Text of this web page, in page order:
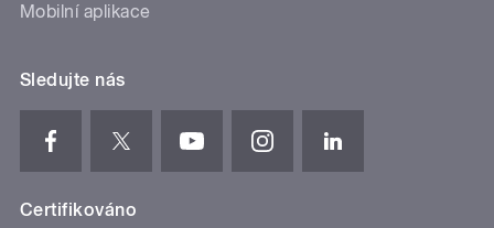
Mobilní aplikace
Sledujte nás
Certifikováno